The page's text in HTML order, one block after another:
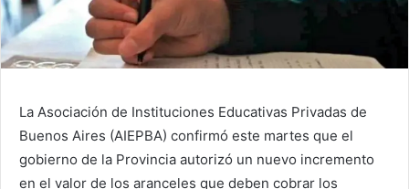
La Asociación de Instituciones Educativas Privadas de
Buenos Aires (AIEPBA) confirmó este martes que el
gobierno de la Provincia autorizó un nuevo incremento
en el valor de los aranceles que deben cobrar los